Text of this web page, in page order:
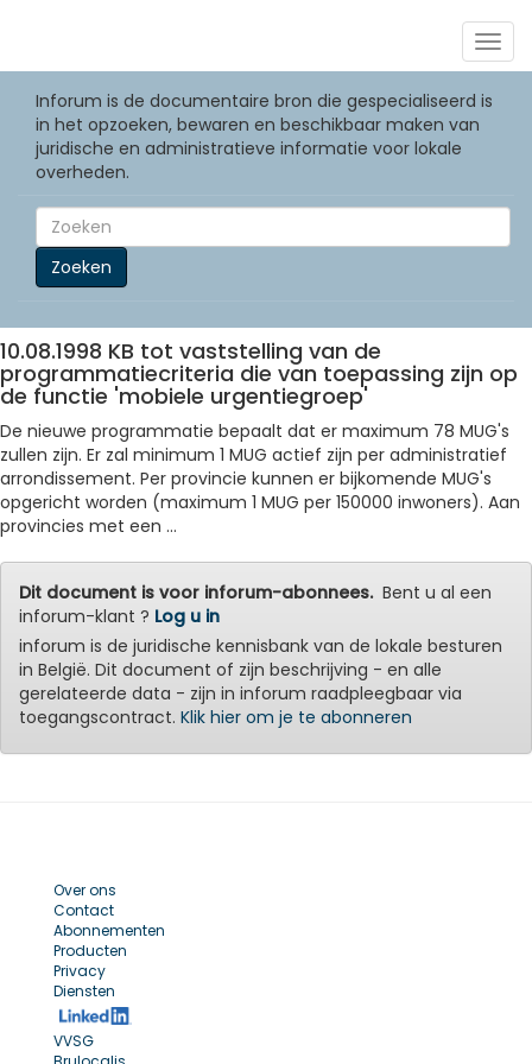
Inforum is de documentaire bron die gespecialiseerd is
in het opzoeken, bewaren en beschikbaar maken van
juridische en administratieve informatie voor lokale
overheden.
Zoeken
10.08.1998 KB tot vaststelling van de
programmatiecriteria die van toepassing zijn op
de functie 'mobiele urgentiegroep'
De nieuwe programmatie bepaalt dat er maximum 78 MUG's
zullen zijn. Er zal minimum 1 MUG actief zijn per administratief
arrondissement. Per provincie kunnen er bijkomende MUG's
opgericht worden (maximum 1 MUG per 150000 inwoners). Aan
provincies met een ...
Dit document is voor inforum-abonnees.Bent u al een
inforum-klant ? Log u in
inforum is de juridische kennisbank van de lokale besturen
in België. Dit document of zijn beschrijving - en alle
gerelateerde data - zijn in inforum raadpleegbaar via
toegangscontract. Klik hier om je te abonneren
Over ons
Contact
Abonnementen
Producten
Privacy
Diensten
VVSG